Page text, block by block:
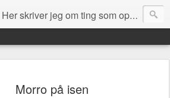
Her skriver jeg om ting som opptar meg og ting som skjer rundt meg i samfunnet.
Morro på isen